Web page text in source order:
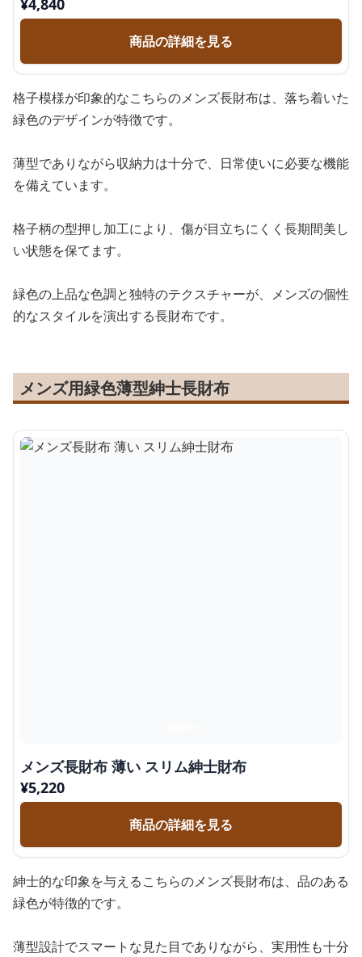
¥4,840
商品の詳細を見る
格子模様が印象的なこちらのメンズ長財布は、落ち着いた
緑色のデザインが特徴です。
薄型でありながら収納力は十分で、日常使いに必要な機能
を備えています。
格子柄の型押し加工により、傷が目立ちにくく長期間美し
い状態を保てます。
緑色の上品な色調と独特のテクスチャーが、メンズの個性
的なスタイルを演出する長財布です。
メンズ用緑色薄型紳士長財布
メンズ長財布 薄い スリム紳士財布
¥5,220
商品の詳細を見る
紳士的な印象を与えるこちらのメンズ長財布は、品のある
緑色が特徴的です。
薄型設計でスマートな見た目でありながら、実用性も十分